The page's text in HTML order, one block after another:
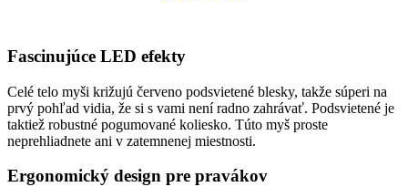
Fascinujúce LED efekty
Celé telo myši križujú červeno podsvietené blesky, takže súperi na
prvý pohľad vidia, že si s vami není radno zahrávať. Podsvietené je
taktiež robustné pogumované koliesko. Túto myš proste
neprehliadnete ani v zatemnenej miestnosti.
Ergonomický design pre pravákov